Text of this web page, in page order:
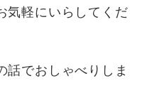
気軽にいらしてくだ
話でおしゃべりしま